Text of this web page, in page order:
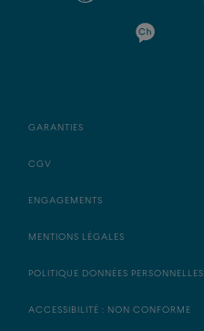
GARANTIES
CGV
ENGAGEMENTS
MENTIONS LÉGALES
POLITIQUE DONNÉES PERSONNELLES
ACCESSIBILITÉ : NON CONFORME